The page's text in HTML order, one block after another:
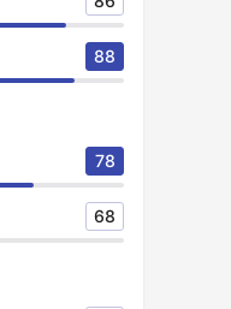
88
78
68